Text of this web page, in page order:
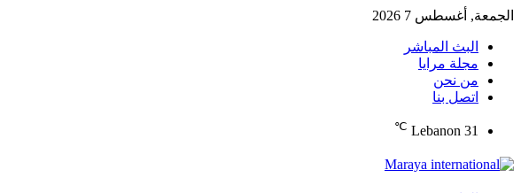
الجمعة, أغسطس 7 2026
البث المباشر
مجلة مرايا
من نحن
اتصل بنا
Lebanon 31
℃